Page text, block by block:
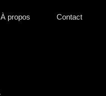
À propos Contact